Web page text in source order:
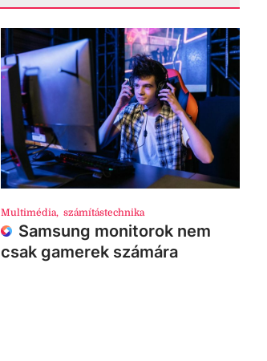
Multimédia, számítástechnika
Samsung monitorok nem
csak gamerek számára